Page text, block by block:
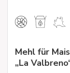
Mehl für
„La